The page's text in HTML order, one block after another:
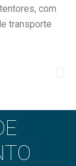
com
transporte